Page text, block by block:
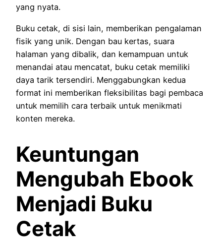
yang nyata.
Buku cetak, di sisi lain, memberikan pengalaman
fisik yang unik. Dengan bau kertas, suara
halaman yang dibalik, dan kemampuan untuk
menandai atau mencatat, buku cetak memiliki
daya tarik tersendiri. Menggabungkan kedua
format ini memberikan fleksibilitas bagi pembaca
untuk memilih cara terbaik untuk menikmati
konten mereka.
Keuntungan
Mengubah Ebook
Menjadi Buku
Cetak